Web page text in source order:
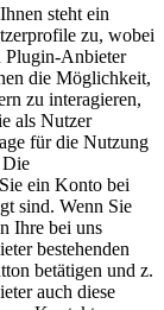
steht ein
zu, wobei
Plugin-Anbieter
die Möglichkeit,
zu interagieren,
als Nutzer
für die Nutzung
ein Konto bei
sind. Wenn Sie
Ihre bei uns
bestehenden
betätigen und z.
auch diese